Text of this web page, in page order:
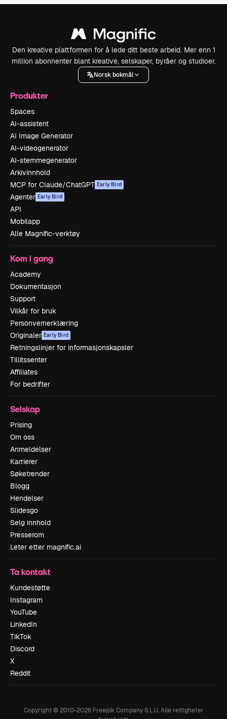
Den kreative plattformen for å lede ditt beste arbeid. Mer enn 1
million abonnenter blant kreative, selskaper, byråer og studioer.
Norsk bokmål
Produkter
Spaces
AI-assistent
AI Image Generator
AI-videogenerator
AI-stemmegenerator
Arkivinnhold
MCP for Claude/ChatGPT Early Bird
Agenter Early Bird
API
Mobilapp
Alle Magnific-verktøy
Kom i gang
Academy
Dokumentasjon
Support
Vilkår for bruk
Personvernerklæring
Originaler Early Bird
Retningslinjer for informasjonskapsler
Tillitssenter
Affiliates
For bedrifter
Selskap
Prising
Om oss
Anmeldelser
Karrierer
Søketrender
Blogg
Hendelser
Slidesgo
Selg innhold
Presserom
Leter etter magnific.ai
Ta kontakt
Kundestøtte
Instagram
YouTube
LinkedIn
TikTok
Discord
X
Reddit
Copyright © 2010-2026Freepik Company S.L.U. Alle rettigheter